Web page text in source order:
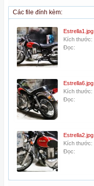
Các file đính kèm:
Estrella1.jpg
Kích thước:
Đọc:
Estrella6.jpg
Kích thước:
Đọc:
Estrella2.jpg
Kích thước:
Đọc: